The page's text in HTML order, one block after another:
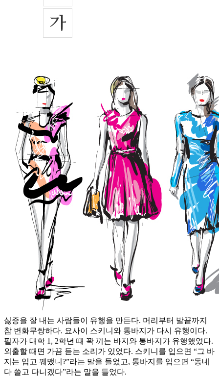
싫증을 잘 내는 사람들이 유행을 만든다. 머리부터 발끝까지
참 변화무쌍하다. 요사이 스키니와 통바지가 다시 유행이다.
필자가 대학 1, 2학년 때 꽉 끼는 바지와 통바지가 유행했었다.
외출할 때면 가끔 듣는 소리가 있었다. 스키니를 입으면 “그 바
지는 입고 꿰맸니?”라는 말을 들었고, 통바지를 입으면 “동네
다 쓸고 다니겠다”라는 말을 들었다.